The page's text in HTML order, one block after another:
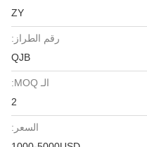
ZY
رقم الطراز:
QJB
الـ MOQ:
2
السعر: